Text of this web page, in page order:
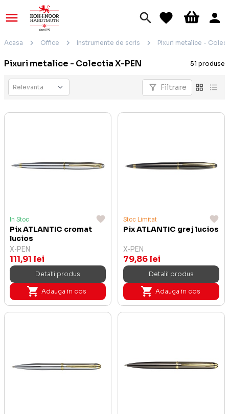
Acasa Office Instrumente de scris Pixuri metalice -
Pixuri metalice - Colectia X-PEN 51 produse
Filtrare
In Stoc
Pix ATLANTIC cromat
lucios
X-PEN
111,91 lei
Detalii produs
Adauga in cos
Stoc Limitat
Pix ATLANTIC grej lucios
X-PEN
79,86 lei
Detalii produs
Adauga in cos